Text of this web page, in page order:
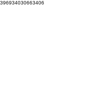
396934030663406